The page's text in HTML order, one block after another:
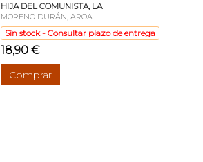
HIJA DEL COMUNISTA, LA
MORENO DURÁN, AROA
Sin stock - Consultar plazo de entrega
18,90 €
Comprar